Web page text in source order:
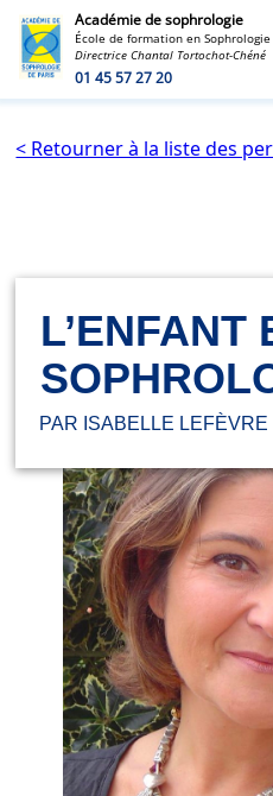
Académie de sophrologie
École de formation en Sophrologie
Directrice Chantal Tortochot-Chéné
01 45 57 27 20
< Retourner à la liste des
L’ENFANT
PAR ISABELLE LEFÈVRE